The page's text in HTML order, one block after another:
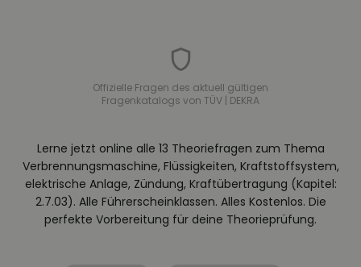
Offizielle Fragen des aktuell gültigen
Fragenkatalogs von TÜV | DEKRA
Lerne jetzt online alle 13 Theoriefragen zum Thema
Verbrennungsmaschine, Flüssigkeiten, Kraftstoffsystem,
elektrische Anlage, Zündung, Kraftübertragung (Kapitel:
2.7.03). Alle Führerscheinklassen. Alles Kostenlos. Die
perfekte Vorbereitung für deine Theorieprüfung.